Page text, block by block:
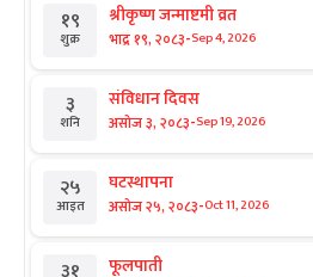
१९
शुक्र
श्रीकृष्ण जन्माष्टमी व्रत
भाद्र १९, २०८३-Sep 4, 2026
३
शनि
संविधान दिवस
असोज ३, २०८३-Sep 19, 2026
२५
आइत
घटस्थापना
असोज २५, २०८३-Oct 11, 2026
फूलपाती